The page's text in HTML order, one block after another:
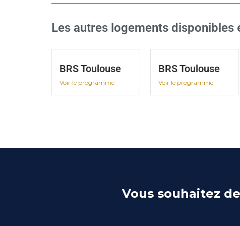
Les autres logements disponibles
BRS Toulouse
Voir le programme
BRS Toulouse
Voir le programme
Vous souhaitez